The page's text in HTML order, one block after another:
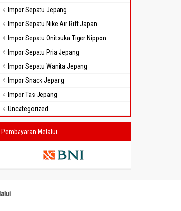
Impor Sepatu Jepang
Impor Sepatu Nike Air Rift Japan
Impor Sepatu Onitsuka Tiger Nippon
Impor Sepatu Pria Jepang
Impor Sepatu Wanita Jepang
Impor Snack Jepang
Impor Tas Jepang
Uncategorized
Pembayaran Melalui